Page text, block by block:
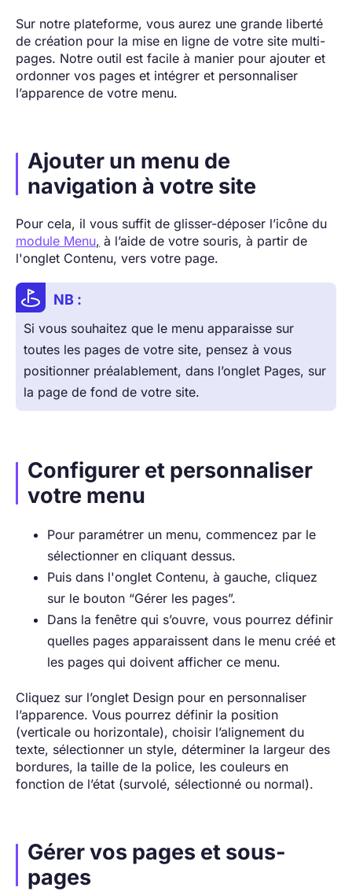
Sur notre plateforme, vous aurez une grande liberté
de création pour la mise en ligne de votre site multi-
pages. Notre outil est facile à manier pour ajouter et
ordonner vos pages et intégrer et personnaliser
l’apparence de votre menu.
Ajouter un menu de
navigation à votre site
Pour cela, il vous suffit de glisser-déposer l’icône du
module Menu, à l’aide de votre souris, à partir de
l'onglet Contenu, vers votre page.
NB :
Si vous souhaitez que le menu apparaisse sur
toutes les pages de votre site, pensez à vous
positionner préalablement, dans l’onglet Pages, sur
la page de fond de votre site.
Configurer et personnaliser
votre menu
Pour paramétrer un menu, commencez par le
sélectionner en cliquant dessus.
Puis dans l'onglet Contenu, à gauche, cliquez
sur le bouton “Gérer les pages”.
Dans la fenêtre qui s’ouvre, vous pourrez définir
quelles pages apparaissent dans le menu créé et
les pages qui doivent afficher ce menu.
Cliquez sur l’onglet Design pour en personnaliser
l’apparence. Vous pourrez définir la position
(verticale ou horizontale), choisir l’alignement du
texte, sélectionner un style, déterminer la largeur des
bordures, la taille de la police, les couleurs en
fonction de l’état (survolé, sélectionné ou normal).
Gérer vos pages et sous-
pages